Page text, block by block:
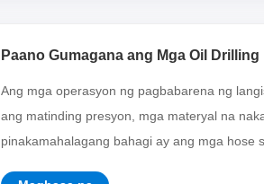
Paano Gumagana ang Mga Oil
Ang mga operasyon ng pagbabarena ng
ang matinding presyon, mga materyal na
pinakamahalagang bahagi ay ang mga hose